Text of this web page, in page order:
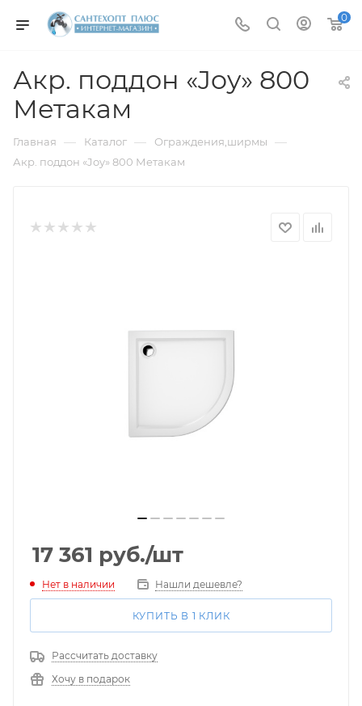
0
Акр. поддон «Joy» 800
Метакам
Главная — Каталог — Ограждения,ширмы —
Акр. поддон «Joy» 800 Метакам
17 361 руб./шт
Нет в наличии Нашли дешевле?
КУПИТЬ В 1 КЛИК
Рассчитать доставку
Хочу в подарок